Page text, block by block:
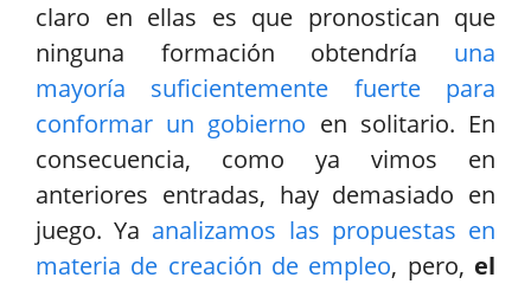
claro en ellas es que pronostican que
ninguna formación obtendría una
mayoría suficientemente fuerte para
conformar un gobierno en solitario. En
consecuencia, como ya vimos en
anteriores entradas, hay demasiado en
juego. Ya analizamos las propuestas en
materia de creación de empleo, pero, el